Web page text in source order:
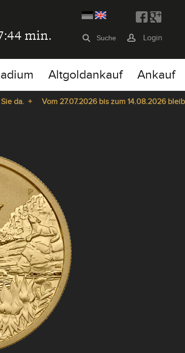
min. Login
Altgoldankauf Ankauf
+ Vom 27.07.2026 bis zum 14.08.2026 bleibt